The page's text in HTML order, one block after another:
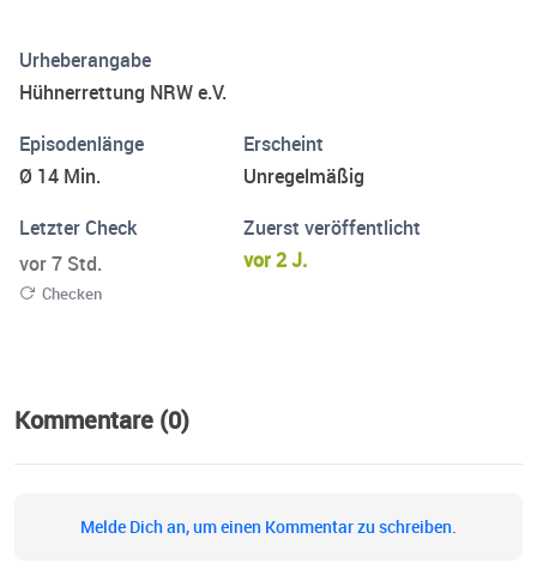
zum Huhn und wieder zum Ei kommt. Und wie viel Leid,
Qual und Tod nicht nur in Fertigprodukten, sondern auch
Hofladen sind nicht besser. Hört selbst.
Urheberangabe
Hühnerrettung NRW e.V.
Episodenlänge
Ø 14 Min.
Erscheint
Unregelmäßig
Letzter Check
vor 7 Std.
Checken
Zuerst veröffentlicht
vor 2 J.
Kommentare (0)
Melde Dich an, um einen Kommentar zu schreiben.